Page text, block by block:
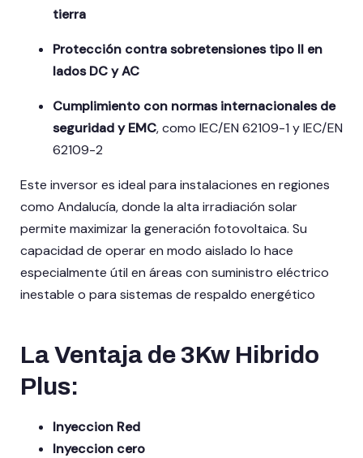
tierra
Protección contra sobretensiones tipo II en
lados DC y AC
Cumplimiento con normas internacionales de
seguridad y EMC, como IEC/EN 62109-1 y IEC/EN
62109-2
Este inversor es ideal para instalaciones en regiones
como Andalucía, donde la alta irradiación solar
permite maximizar la generación fotovoltaica. Su
capacidad de operar en modo aislado lo hace
especialmente útil en áreas con suministro eléctrico
inestable o para sistemas de respaldo energético
La Ventaja de 3Kw Hibrido
Plus:
Inyeccion Red
Inyeccion cero